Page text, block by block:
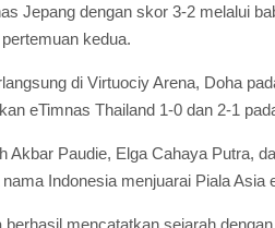
Jepang dengan skor 3-2 melalui
kedua.
di Virtuociy Arena, Doha
eTimnas Thailand 1-0 dan 2-1
Akbar Paudie, Elga Cahaya Putra,
Indonesia menjuarai Piala Asia
mencatatkan sejarah